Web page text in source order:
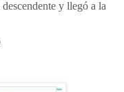
y llegó a la